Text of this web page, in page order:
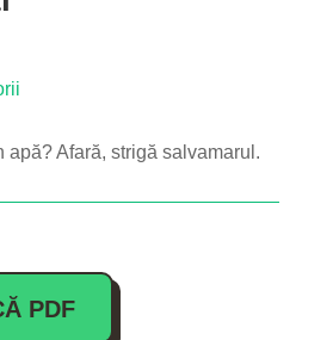
apă? Afară, strigă salvamarul.
PDF